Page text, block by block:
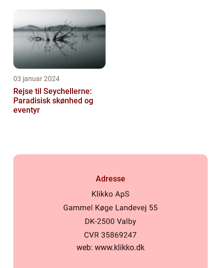
03 januar 2024
Rejse til Seychellerne:
Paradisisk skønhed og
eventyr
Adresse
web: www.klikko.dk